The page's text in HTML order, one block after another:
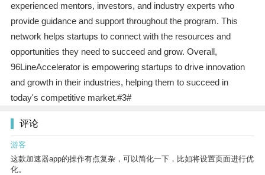
experienced mentors, investors, and industry experts who
provide guidance and support throughout the program. This
network helps startups to connect with the resources and
opportunities they need to succeed and grow. Overall,
96LineAccelerator is empowering startups to drive innovation
and growth in their industries, helping them to succeed in
today's competitive market.#3#
评论
游客
这款加速器app的操作有点复杂，可以简化一下，比如将设置页面进行优
化。